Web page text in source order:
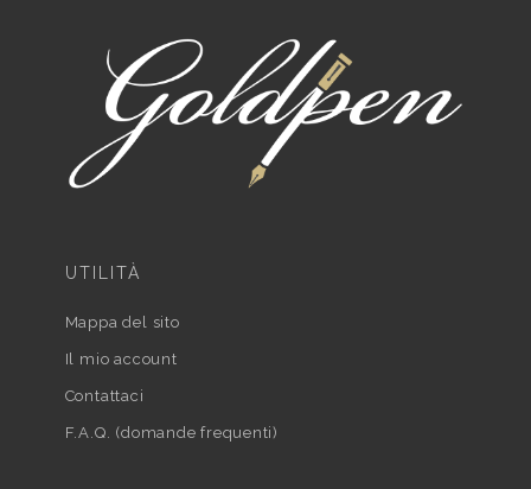
UTILITÀ
Mappa del sito
Il mio account
Contattaci
F.A.Q. (domande frequenti)